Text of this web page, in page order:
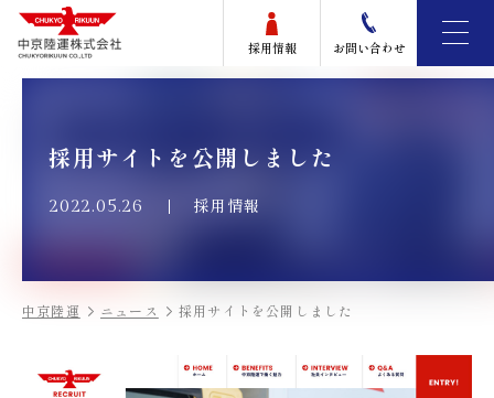
採用情報 お問い合わせ
採用サイトを公開しました
2022.05.26 採用情報
中京陸運 ニュース 採用サイトを公開しました